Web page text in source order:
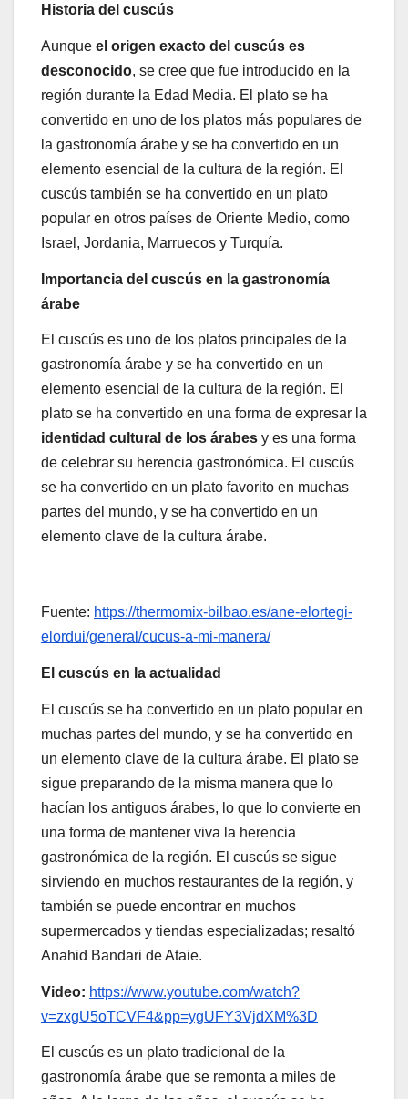
Historia del cuscús
Aunque el origen exacto del cuscús es
desconocido, se cree que fue introducido en la
región durante la Edad Media. El plato se ha
convertido en uno de los platos más populares de
la gastronomía árabe y se ha convertido en un
elemento esencial de la cultura de la región. El
cuscús también se ha convertido en un plato
popular en otros países de Oriente Medio, como
Israel, Jordania, Marruecos y Turquía.
Importancia del cuscús en la gastronomía
árabe
El cuscús es uno de los platos principales de la
gastronomía árabe y se ha convertido en un
elemento esencial de la cultura de la región. El
plato se ha convertido en una forma de expresar la
identidad cultural de los árabes y es una forma
de celebrar su herencia gastronómica. El cuscús
se ha convertido en un plato favorito en muchas
partes del mundo, y se ha convertido en un
elemento clave de la cultura árabe.
Fuente: https://thermomix-bilbao.es/ane-elortegi-
elordui/general/cucus-a-mi-manera/
El cuscús en la actualidad
El cuscús se ha convertido en un plato popular en
muchas partes del mundo, y se ha convertido en
un elemento clave de la cultura árabe. El plato se
sigue preparando de la misma manera que lo
hacían los antiguos árabes, lo que lo convierte en
una forma de mantener viva la herencia
gastronómica de la región. El cuscús se sigue
sirviendo en muchos restaurantes de la región, y
también se puede encontrar en muchos
supermercados y tiendas especializadas; resaltó
Anahid Bandari de Ataie.
Video: https://www.youtube.com/watch?
v=zxgU5oTCVF4&pp=ygUFY3VjdXM%3D
El cuscús es un plato tradicional de la
gastronomía árabe que se remonta a miles de